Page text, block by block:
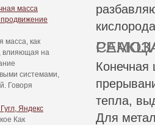
масса
масса, как
влияющая на
системами,
Говоря
Яндекс
Как
САМОЗАТУХАНИЕ: ПРЕРЫВАНИЕ
Конечная
тепла,
Для